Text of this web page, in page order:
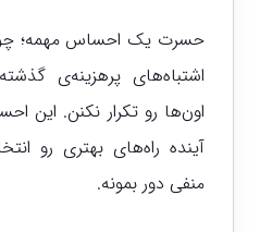
حسرت یک احساس مهمه؛
اشتباه‌های پرهزینه‌ی
اون‌ها رو تکرار نکنن. این
آینده راه‌های بهتری رو
منفی دور بمونه.